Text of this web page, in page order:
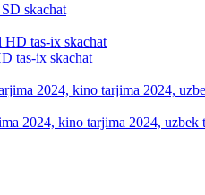
skachat
tas-ix skachat
2024, kino tarjima 2024,